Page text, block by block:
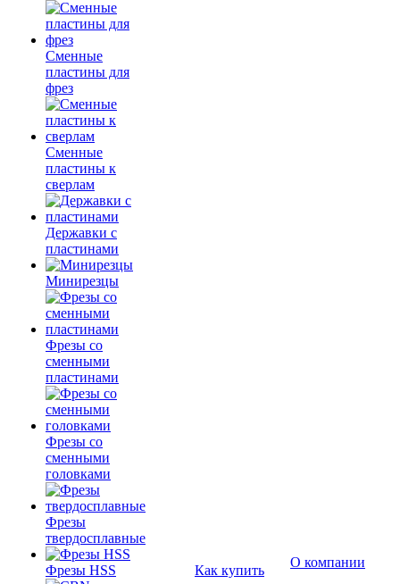
Сменные
пластины для
фрез
Сменные
пластины к
сверлам
Державки с
пластинами
Минирезцы
Фрезы со
сменными
пластинами
Фрезы со
сменными
головками
Фрезы
твердосплавные
Фрезы HSS
Как купить
О компании